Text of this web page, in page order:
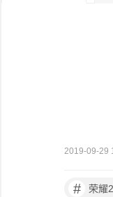
2019-09-29
# 荣耀